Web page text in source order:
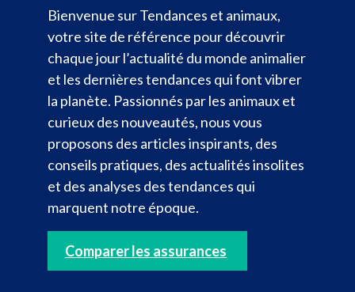
Bienvenue sur Tendances et animaux,
votre site de référence pour découvrir
chaque jour l’actualité du monde animalier
et les dernières tendances qui font vibrer
la planète. Passionnés par les animaux et
curieux des nouveautés, nous vous
proposons des articles inspirants, des
conseils pratiques, des actualités insolites
et des analyses des tendances qui
marquent notre époque.
Comparer les assurances